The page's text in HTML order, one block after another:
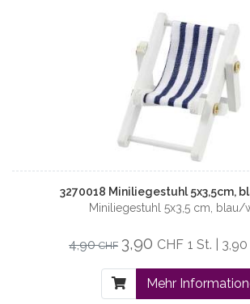
3270018 Miniliegestuhl 5x3,5cm,
Miniliegestuhl 5x3,5 cm, blau/
4,90CHF 3,90 CHF 1 St. | 3,90
Mehr